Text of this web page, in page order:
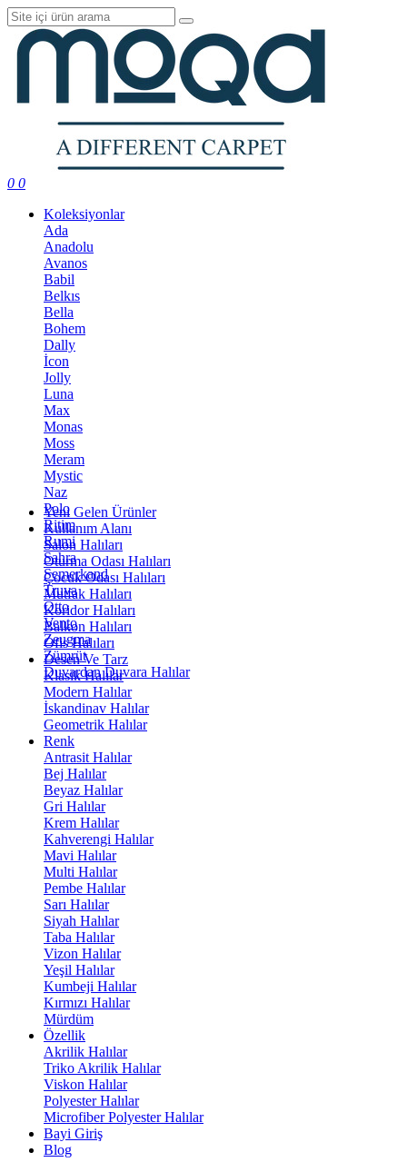
0 0
Koleksiyonlar
Ada
Anadolu
Avanos
Babil
Belkıs
Bella
Bohem
Dally
İcon
Jolly
Luna
Max
Monas
Moss
Meram
Mystic
Naz
Polo
Ritim
Rumi
Sahra
Semerkand
Truva
Otto
Vento
Zeugma
Zümrüt
Duvardan Duvara Halılar
Yeni Gelen Ürünler
Kullanım Alanı
Salon Halıları
Oturma Odası Halıları
Çocuk Odası Halıları
Mutfak Halıları
Koridor Halıları
Balkon Halıları
Ofis Halıları
Desen Ve Tarz
Klasik Halılar
Modern Halılar
İskandinav Halılar
Geometrik Halılar
Renk
Antrasit Halılar
Bej Halılar
Beyaz Halılar
Gri Halılar
Krem Halılar
Kahverengi Halılar
Mavi Halılar
Multi Halılar
Pembe Halılar
Sarı Halılar
Siyah Halılar
Taba Halılar
Vizon Halılar
Yeşil Halılar
Kumbeji Halılar
Kırmızı Halılar
Mürdüm
Özellik
Akrilik Halılar
Triko Akrilik Halılar
Viskon Halılar
Polyester Halılar
Microfiber Polyester Halılar
Bayi Giriş
Blog